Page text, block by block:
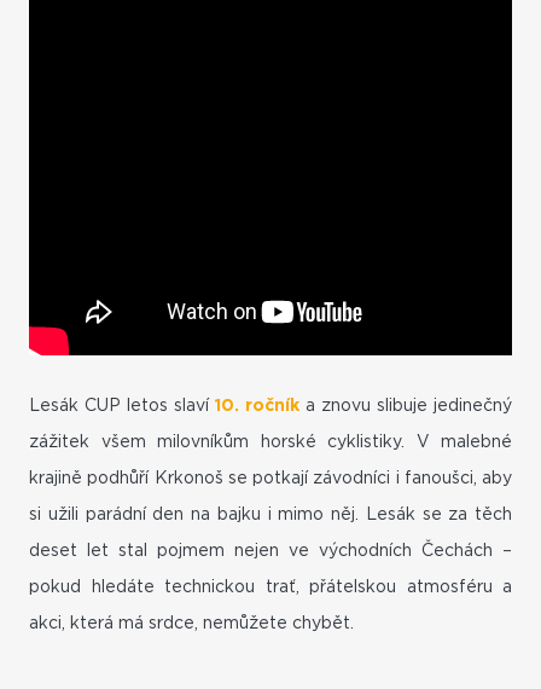
Lesák CUP letos slaví 10. ročník a znovu slibuje jedinečný
zážitek všem milovníkům horské cyklistiky. V malebné
krajině podhůří Krkonoš se potkají závodníci i fanoušci, aby
si užili parádní den na bajku i mimo něj. Lesák se za těch
deset let stal pojmem nejen ve východních Čechách –
pokud hledáte technickou trať, přátelskou atmosféru a
akci, která má srdce, nemůžete chybět.